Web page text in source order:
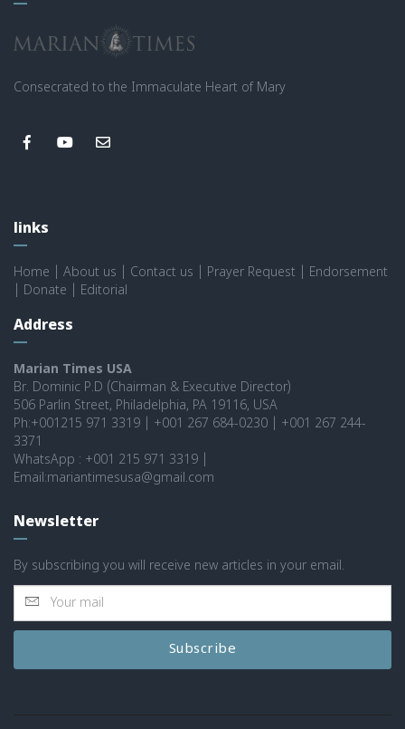
Consecrated to the Immaculate Heart of Mary
links
Home About us Contact us Prayer Request
Endorsement
Donate Editorial
Address
Marian Times USA
Br. Dominic P.D (Chairman & Executive Director)
506 Parlin Street, Philadelphia, PA 19116, USA
Ph:+001215 971 3319 | +001 267 684-0230 | +001 267 244-
3371
WhatsApp : +001 215 971 3319 |
Email:mariantimesusa@gmail.com
Newsletter
By subscribing you will receive new articles in your email.
Subscribe